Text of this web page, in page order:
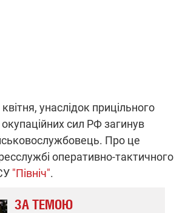
унаслідок прицільного
окупаційних сил РФ загинув
Про це
оперативно-тактичного
"Північ".
ЗА ТЕМОЮ